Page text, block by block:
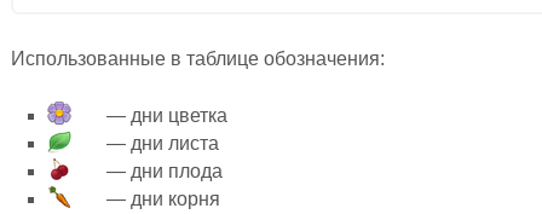
Использованные в таблице обозначения:
— дни цветка
— дни листа
— дни плода
— дни корня